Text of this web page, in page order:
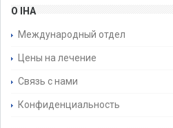
О IHA
Международный отдел
Цены на лечение
Связь с нами
Конфиденциальность